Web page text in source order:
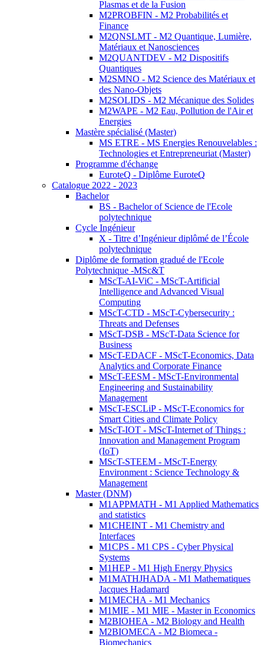
Plasmas et de la Fusion
M2PROBFIN - M2 Probabilités et
Finance
M2QNSLMT - M2 Quantique, Lumière,
Matériaux et Nanosciences
M2QUANTDEV - M2 Dispositifs
Quantiques
M2SMNO - M2 Science des Matériaux et
des Nano-Objets
M2SOLIDS - M2 Mécanique des Solides
M2WAPE - M2 Eau, Pollution de l'Air et
Energies
Mastère spécialisé (Master)
MS ETRE - MS Energies Renouvelables :
Technologies et Entrepreneuriat (Master)
Programme d'échange
EuroteQ - Diplôme EuroteQ
Catalogue 2022 - 2023
Bachelor
BS - Bachelor of Science de l'Ecole
polytechnique
Cycle Ingénieur
X - Titre d’Ingénieur diplômé de l’École
polytechnique
Diplôme de formation gradué de l'Ecole
Polytechnique -MSc&T
MScT-AI-ViC - MScT-Artificial
Intelligence and Advanced Visual
Computing
MScT-CTD - MScT-Cybersecurity :
Threats and Defenses
MScT-DSB - MScT-Data Science for
Business
MScT-EDACF - MScT-Economics, Data
Analytics and Corporate Finance
MScT-EESM - MScT-Environmental
Engineering and Sustainability
Management
MScT-ESCLiP - MScT-Economics for
Smart Cities and Climate Policy
MScT-IOT - MScT-Internet of Things :
Innovation and Management Program
(IoT)
MScT-STEEM - MScT-Energy
Environment : Science Technology &
Management
Master (DNM)
M1APPMATH - M1 Applied Mathematics
and statistics
M1CHEINT - M1 Chemistry and
Interfaces
M1CPS - M1 CPS - Cyber Physical
Systems
M1HEP - M1 High Energy Physics
M1MATHJHADA - M1 Mathematiques
Jacques Hadamard
M1MECHA - M1 Mechanics
M1MIE - M1 MIE - Master in Economics
M2BIOHEA - M2 Biology and Health
M2BIOMECA - M2 Biomeca -
Biomechanics